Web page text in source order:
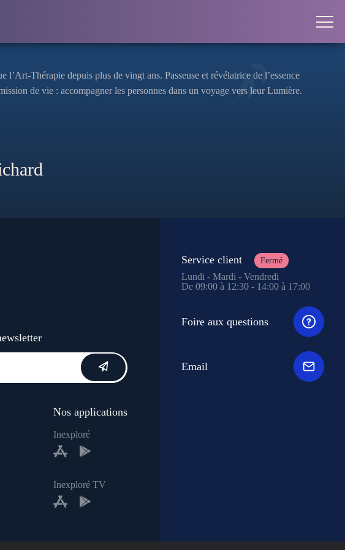
Thérapie depuis plus de vingt ans. Passeuse et révélatrice de l’essence
de vie : accompagner les personnes dans un voyage vers leur Lumière.
Nos applications
Inexploré
Inexploré TV
Service client Fermé
Lundi - Mardi - Vendredi
De 09:00 à 12:30 - 14:00 à 17:00
Foire aux questions
Email